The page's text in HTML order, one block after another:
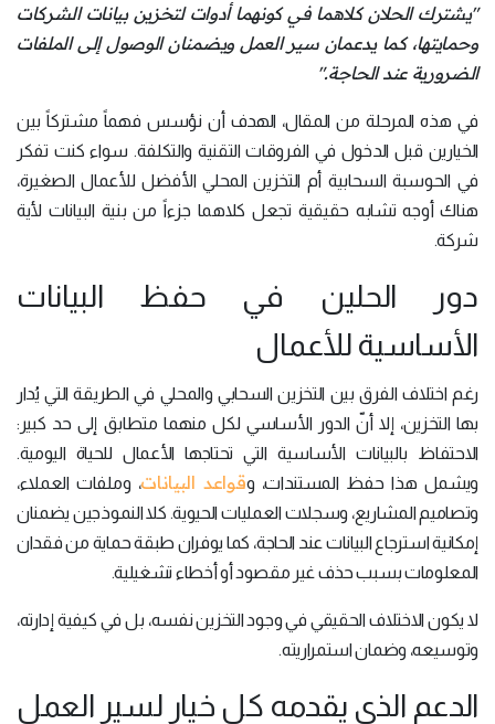
"يشترك الحلان كلاهما في كونهما أدوات لتخزين بيانات الشركات
وحمايتها، كما يدعمان سير العمل ويضمنان الوصول إلى الملفات
الضرورية عند الحاجة."
في هذه المرحلة من المقال، الهدف أن نؤسس فهماً مشتركاً بين
الخيارين قبل الدخول في الفروقات التقنية والتكلفة. سواء كنت تفكر
في الحوسبة السحابية أم التخزين المحلي الأفضل للأعمال الصغيرة،
هناك أوجه تشابه حقيقية تجعل كلاهما جزءاً من بنية البيانات لأية
شركة.
دور الحلين في حفظ البيانات
الأساسية للأعمال
رغم اختلاف الفرق بين التخزين السحابي والمحلي في الطريقة التي يُدار
بها التخزين، إلا أنّ الدور الأساسي لكل منهما متطابق إلى حد كبير:
الاحتفاظ بالبيانات الأساسية التي تحتاجها الأعمال للحياة اليومية.
ويشمل هذا حفظ المستندات، وقواعد البيانات، وملفات العملاء،
وتصاميم المشاريع، وسجلات العمليات الحيوية. كلا النموذجين يضمنان
إمكانية استرجاع البيانات عند الحاجة، كما يوفران طبقة حماية من فقدان
المعلومات بسبب حذف غير مقصود أو أخطاء تشغيلية.
لا يكون الاختلاف الحقيقي في وجود التخزين نفسه، بل في كيفية إدارته،
وتوسيعه، وضمان استمراريته.
الدعم الذي يقدمه كل خيار لسير العمل